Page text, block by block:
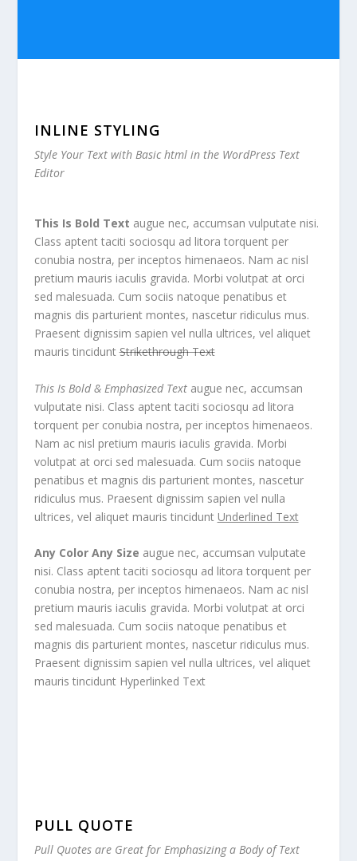
INLINE STYLING
Style Your Text with Basic html in the WordPress Text
Editor
This Is Bold Text augue nec, accumsan vulputate nisi.
Class aptent taciti sociosqu ad litora torquent per
conubia nostra, per inceptos himenaeos. Nam ac nisl
pretium mauris iaculis gravida. Morbi volutpat at orci
sed malesuada. Cum sociis natoque penatibus et
magnis dis parturient montes, nascetur ridiculus mus.
Praesent dignissim sapien vel nulla ultrices, vel aliquet
mauris tinciduntStrikethrough Text
This Is Bold & Emphasized Textaugue nec, accumsan
vulputate nisi. Class aptent taciti sociosqu ad litora
torquent per conubia nostra, per inceptos himenaeos.
Nam ac nisl pretium mauris iaculis gravida. Morbi
volutpat at orci sed malesuada. Cum sociis natoque
penatibus et magnis dis parturient montes, nascetur
ridiculus mus. Praesent dignissim sapien vel nulla
ultrices, vel aliquet mauris tincidunt Underlined Text
Any Color Any Size augue nec, accumsan vulputate
nisi. Class aptent taciti sociosqu ad litora torquent per
conubia nostra, per inceptos himenaeos. Nam ac nisl
pretium mauris iaculis gravida. Morbi volutpat at orci
sed malesuada. Cum sociis natoque penatibus et
magnis dis parturient montes, nascetur ridiculus mus.
Praesent dignissim sapien vel nulla ultrices, vel aliquet
mauris tincidunt Hyperlinked Text
PULL QUOTE
Pull Quotes are Great for Emphasizing a Body of Text